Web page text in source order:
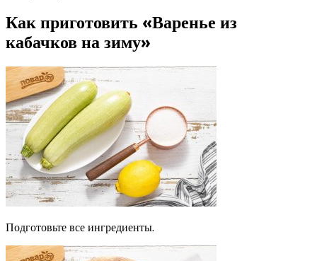
Как приготовить «Варенье из
кабачков на зиму»
Подготовьте все ингредиенты.